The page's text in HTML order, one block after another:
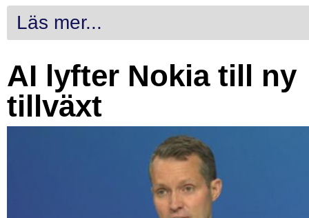
Läs mer...
AI lyfter Nokia till ny
tillväxt